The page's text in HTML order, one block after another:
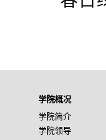
学院概况
学院简介
学院领导